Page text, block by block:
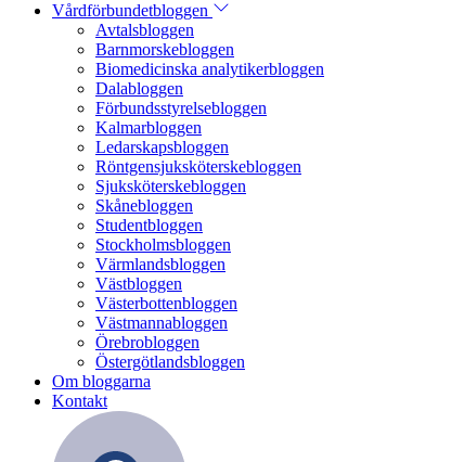
Vårdförbundetbloggen
Avtalsbloggen
Barnmorskebloggen
Biomedicinska analytikerbloggen
Dalabloggen
Förbundsstyrelsebloggen
Kalmarbloggen
Ledarskapsbloggen
Röntgensjuksköterskebloggen
Sjuksköterskebloggen
Skånebloggen
Studentbloggen
Stockholmsbloggen
Värmlandsbloggen
Västbloggen
Västerbottenbloggen
Västmannabloggen
Örebrobloggen
Östergötlandsbloggen
Om bloggarna
Kontakt